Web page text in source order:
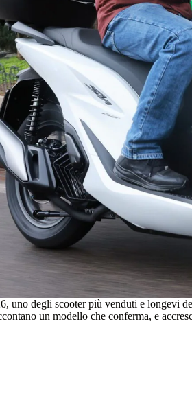
uno degli scooter più venduti e longevi
un modello che conferma, e